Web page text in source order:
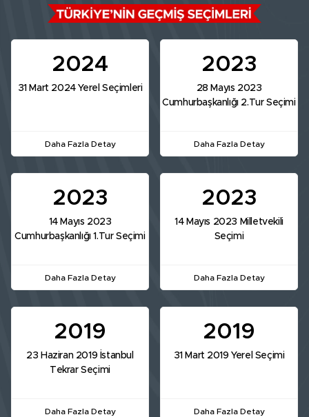
2024
31 Mart 2024 Yerel Seçimleri
Daha Fazla Detay
2023
28 Mayıs 2023
Cumhurbaşkanlığı 2.Tur Seçimi
Daha Fazla Detay
2023
14 Mayıs 2023
Cumhurbaşkanlığı 1.Tur Seçimi
Daha Fazla Detay
2023
14 Mayıs 2023 Milletvekili
Seçimi
Daha Fazla Detay
2019
23 Haziran 2019 İstanbul
Tekrar Seçimi
Daha Fazla Detay
2019
31 Mart 2019 Yerel Seçimi
Daha Fazla Detay